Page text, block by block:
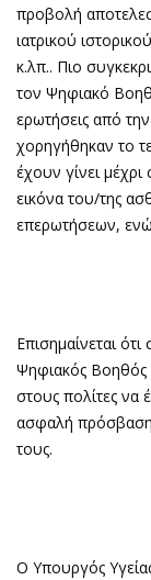
προβολή
ιατρικού
κ.λπ.. Πιο
τον Ψηφιακό
ερωτήσεις από
χορηγήθηκαν το
έχουν γίνει μέχρι
εικόνα του/της
επερωτήσεων, ενώ
Επισημαίνεται
Ψηφιακός Βοηθός
στους πολίτες
ασφαλή πρόσβαση
τους.
Ο Υπουργός